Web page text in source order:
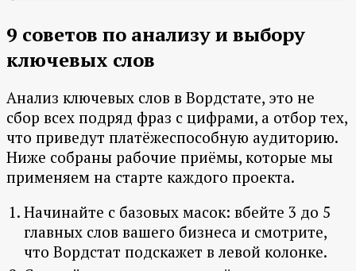
9 советов по анализу и выбору
ключевых слов
Анализ ключевых слов в Вордстате, это не
сбор всех подряд фраз с цифрами, а отбор тех,
что приведут платёжеспособную аудиторию.
Ниже собраны рабочие приёмы, которые мы
применяем на старте каждого проекта.
Начинайте с базовых масок: вбейте 3 до 5
главных слов вашего бизнеса и смотрите,
что Вордстат подскажет в левой колонке.